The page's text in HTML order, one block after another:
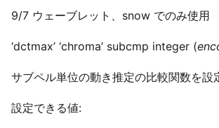
9/7 ウェーブレット、snow でのみ使用
‘dctmax’ ‘chroma’ subcmp integer (
サブペル単位の動き推定の比較関数を設
設定できる値: